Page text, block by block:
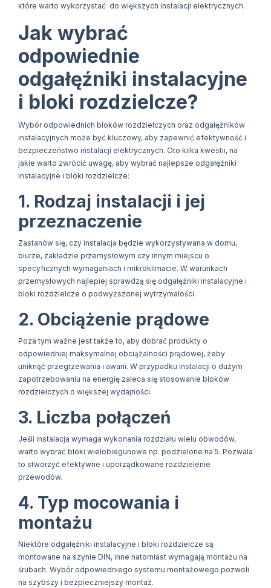
które warto wykorzystać do większych instalacji elektrycznych.
Jak wybrać
odpowiednie
odgałęźniki instalacyjne
i bloki rozdzielcze?
Wybór odpowiednich bloków rozdzielczych oraz odgałęźników
instalacyjnych może być kluczowy, aby zapewnić efektywność i
bezpieczeństwo instalacji elektrycznych. Oto kilka kwestii, na
jakie warto zwrócić uwagę, aby wybrać najlepsze odgałęźniki
instalacyjne i bloki rozdzielcze:
1. Rodzaj instalacji i jej
przeznaczenie
Zastanów się, czy instalacja będzie wykorzystywana w domu,
biurze, zakładzie przemysłowym czy innym miejscu o
specyficznych wymaganiach i mikroklimacie. W warunkach
przemysłowych najlepiej sprawdzą się odgałęźniki instalacyjne i
bloki rozdzielcze o podwyższonej wytrzymałości.
2. Obciążenie prądowe
Poza tym ważne jest także to, aby dobrać produkty o
odpowiedniej maksymalnej obciążalności prądowej, żeby
uniknąć przegrzewania i awarii. W przypadku instalacji o dużym
zapotrzebowaniu na energię zaleca się stosowanie bloków
rozdzielczych o większej wydajności.
3. Liczba połączeń
Jeśli instalacja wymaga wykonania rozdziału wielu obwodów,
warto wybrać bloki wielobiegunowe np. podzielone na 5. Pozwala
to stworzyć efektywne i uporządkowane rozdzielenie
przewodów.
4. Typ mocowania i
montażu
Niektóre odgałęźniki instalacyjne i bloki rozdzielcze są
montowane na szynie DIN, inne natomiast wymagają montażu na
śrubach. Wybór odpowiedniego systemu montażowego pozwoli
na szybszy i bezpieczniejszy montaż.